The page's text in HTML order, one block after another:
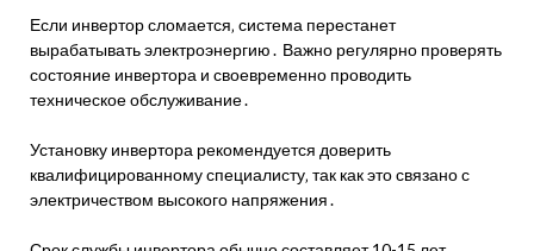
Если инвертор сломается‚ система перестанет
вырабатывать электроэнергию․ Важно регулярно проверять
состояние инвертора и своевременно проводить
техническое обслуживание․
Установку инвертора рекомендуется доверить
квалифицированному специалисту‚ так как это связано с
электричеством высокого напряжения․